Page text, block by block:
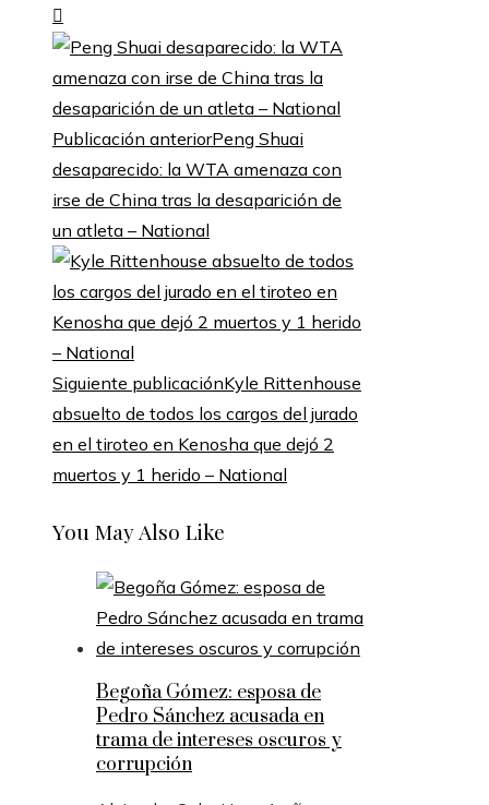
Publicación anteriorPeng Shuai
desaparecido: la WTA amenaza con
irse de China tras la desaparición de
un atleta – National
Siguiente publicaciónKyle Rittenhouse
absuelto de todos los cargos del jurado
en el tiroteo en Kenosha que dejó 2
muertos y 1 herido – National
You May Also Like
Begoña Gómez: esposa de
Pedro Sánchez acusada en
trama de intereses oscuros y
corrupción